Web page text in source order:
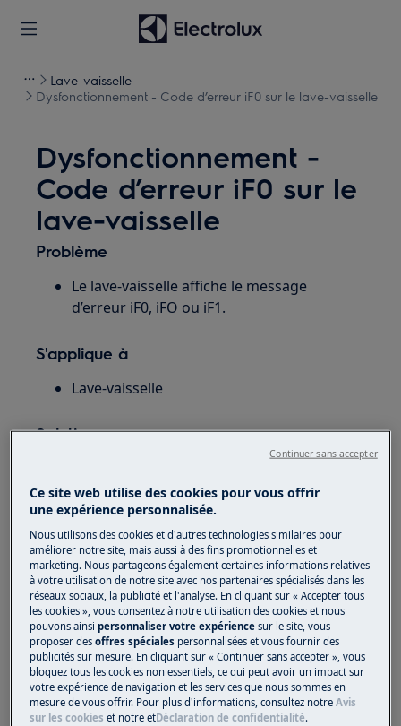
Lave-vaisselle
Dysfonctionnement - Code d’erreur iF0 sur le lave-vaisselle
Dysfonctionnement -
Code d’erreur iF0 sur le
lave-vaisselle
Problème
Le lave-vaisselle affiche le message
d’erreur iF0, iFO ou iF1.
S'applique à
Lave-vaisselle
Solution
un problème de niveau d'eau.
Vérifiez si le robinet d'eau est ouvert.
Vérifiez que le filtre du tuyau d'arrivée
n'est pas obstrué. Le filtre du tuyau
d'arrivée est situé dans le connecteur à
côté du robinet/valve. Reportez-vous au
manuel d'utilisation pour plus
d'informations, cliquez sur "Trouver le
manuel d'utilisation" à droite de cet article.
Retirez la fiche de la prise !
Fermez le robinet d'eau et retirez le
Ce site web utilise des cookies pour vous offrir
une expérience personnalisée.
Nous utilisons des cookies et d'autres technologies similaires pour
améliorer notre site, mais aussi à des fins promotionnelles et
marketing. Nous partageons également certaines informations relatives
à votre utilisation de notre site avec nos partenaires spécialisés dans les
réseaux sociaux, la publicité et l'analyse. En cliquant sur « Accepter tous
les cookies », vous consentez à notre utilisation des cookies et nous
pouvons ainsipersonnaliser votre expériencesur le site, vous
proposer desoffres spéciales personnalisées et vous fournir des
publicités sur mesure. En cliquant sur « Continuer sans accepter », vous
bloquez tous les cookies non essentiels, ce qui peut avoir un impact sur
votre expérience de navigation et les services que nous sommes en
mesure de vous offrir. Pour plus d'informations, consultez notreAvis
sur les cookies et notreetDéclaration de confidentialité.
Continuer sans accepter